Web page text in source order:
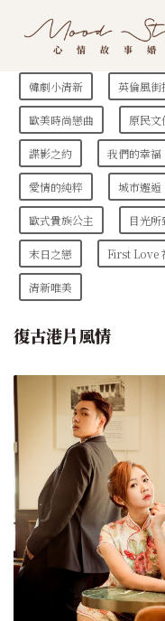
韓劇小清新 英倫風街
歐美時尚戀曲 原民文
諜影之約 我們的幸福
愛情的純粹 城市邂逅
歐式貴族公主 目光
末日之戀 First Love
清新唯美
復古港片風情